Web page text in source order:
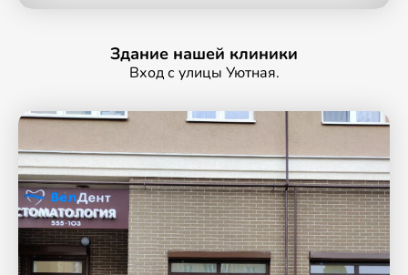
Здание нашей клиники
Вход с улицы Уютная.